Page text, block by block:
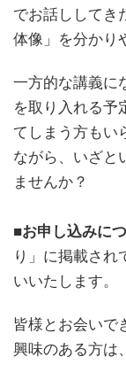
でお話ししてき
体像」を分かり
一方的な講義に
を取り入れる予
てしまう方もい
ながら、いざと
ませんか？
■お申し込みに
り」に掲載され
いいたします。
皆様とお会いで
興味のある方は